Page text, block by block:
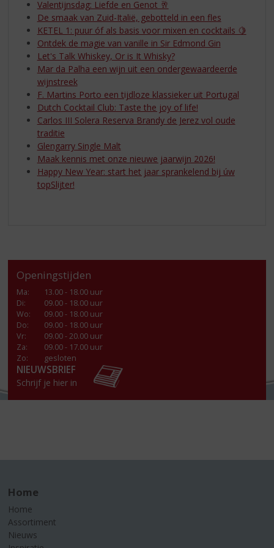
Valentijnsdag: Liefde en Genot 🥂
De smaak van Zuid-Italië, gebotteld in een fles
KETEL 1: puur óf als basis voor mixen en cocktails 🍋
Ontdek de magie van vanille in Sir Edmond Gin
Let's Talk Whiskey, Or is It Whisky?
Mar da Palha een wijn uit een ondergewaardeerde
wijnstreek
F. Martins Porto een tijdloze klassieker uit Portugal
Dutch Cocktail Club: Taste the joy of life!
Carlos III Solera Reserva Brandy de Jerez vol oude
traditie
Glengarry Single Malt
Maak kennis met onze nieuwe jaarwijn 2026!
Happy New Year: start het jaar sprankelend bij úw
topSlijter!
Openingstijden
Ma:
13.00 - 18.00 uur
Di:
09.00 - 18.00 uur
Wo:
09.00 - 18.00 uur
Do:
09.00 - 18.00 uur
Vr:
09.00 - 20.00 uur
Za:
09.00 - 17.00 uur
Zo:
gesloten
NIEUWSBRIEF
Schrijf je hier in
Home
Home
Assortiment
Nieuws